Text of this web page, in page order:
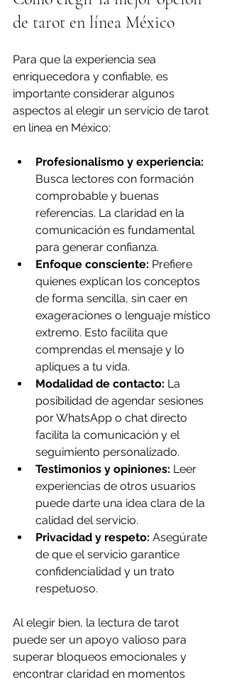
de tarot en línea México
Para que la experiencia sea
enriquecedora y confiable, es
importante considerar algunos
aspectos al elegir un servicio de tarot
en línea en México:
Profesionalismo y experiencia:
Busca lectores con formación
comprobable y buenas
referencias. La claridad en la
comunicación es fundamental
para generar confianza.
Enfoque consciente: Prefiere
quienes explican los conceptos
de forma sencilla, sin caer en
exageraciones o lenguaje místico
extremo. Esto facilita que
comprendas el mensaje y lo
apliques a tu vida.
Modalidad de contacto: La
posibilidad de agendar sesiones
por WhatsApp o chat directo
facilita la comunicación y el
seguimiento personalizado.
Testimonios y opiniones: Leer
experiencias de otros usuarios
puede darte una idea clara de la
calidad del servicio.
Privacidad y respeto: Asegúrate
de que el servicio garantice
confidencialidad y un trato
respetuoso.
Al elegir bien, la lectura de tarot
puede ser un apoyo valioso para
superar bloqueos emocionales y
encontrar claridad en momentos